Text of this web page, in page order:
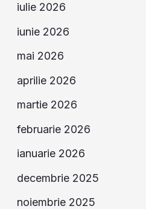
iulie 2026
iunie 2026
mai 2026
aprilie 2026
martie 2026
februarie 2026
ianuarie 2026
decembrie 2025
noiembrie 2025